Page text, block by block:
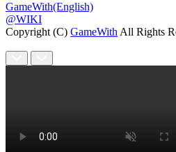
GameWith(English)
@WIKI
Copyright (C) GameWith All Rights